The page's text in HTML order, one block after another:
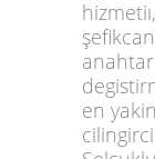
en